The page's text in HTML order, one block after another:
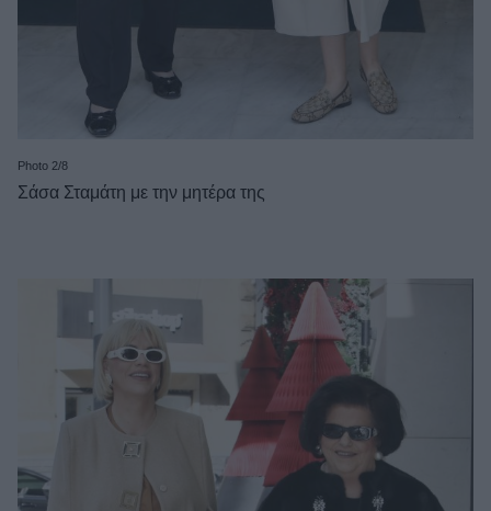
Photo 2/8
Σάσα Σταμάτη με την μητέρα της